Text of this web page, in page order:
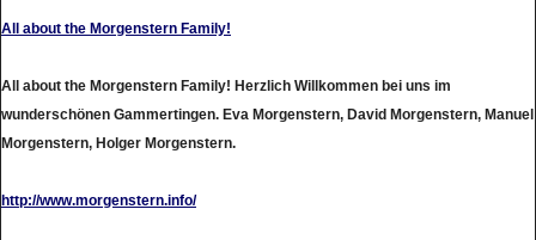
All about the Morgenstern Family!
All about the Morgenstern Family! Herzlich Willkommen bei uns im
wunderschönen Gammertingen. Eva Morgenstern, David Morgenstern, Manuel
Morgenstern, Holger Morgenstern.
http://www.morgenstern.info/